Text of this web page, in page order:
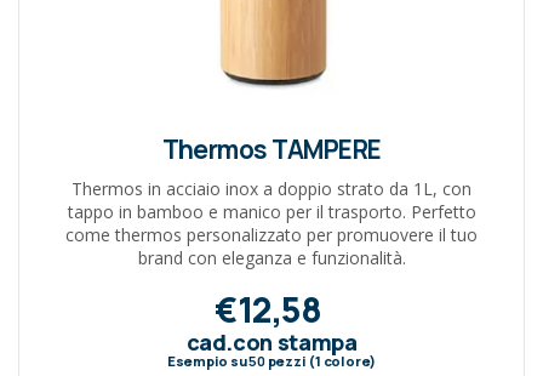
Thermos TAMPERE
Thermos in acciaio inox a doppio strato da 1L, con
tappo in bamboo e manico per il trasporto. Perfetto
come thermos personalizzato per promuovere il tuo
brand con eleganza e funzionalità.
€12,58
cad.con stampa
Esempio su50pezzi (1 colore)